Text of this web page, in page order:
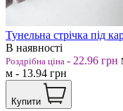
Тунельна стрічка під
В наявності
Роздрібна ціна - 22.96 грн
м - 13.94 грн
Купити